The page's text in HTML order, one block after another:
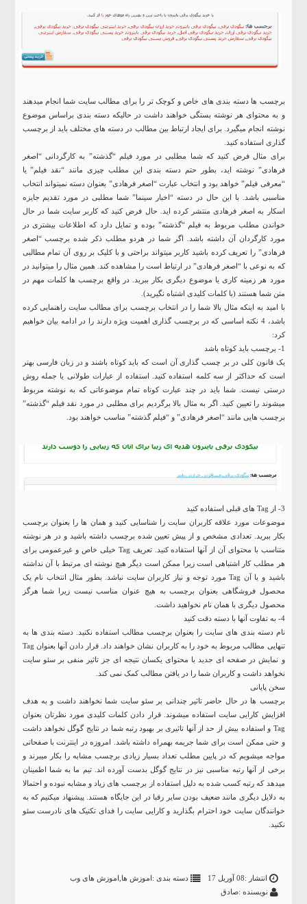
برچسب ها دسته بندی های خاص و کوچک تر را برای مطالب سایت شما انجام میدهند
و به محتوای هر نوشته بستگی خواهند داشت در حالیکه دسته بندی براساس موضوع
نوشته انجام میگیرد. برای ایجاد ارتباط بین مطالب در دسته های مختلف باید از برچسب
گذاری استفاده کنید.
برای مثال فرض کنید که شما مطلبی در مورد فیلم “گذشته” به کارگردانی “اصغر
فرهادی” نوشته اید، بطور حتم دسته بندی این مطلب چیزی مانند “نقد فیلم” یا
“معرفی فیلم” خواهد بود و انتخاب عبارت “اصغر فرهادی” بعنوان دسته نمیتواند انتخاب
مناسبی باشد. با این حال در دسته “اخبار سینما” شما مطلبی در مورد تقدیم جایزه
اسکار به اصغر فرهادی منتشر کرده اید. حال فرض کنید که کاربر سایت شما در حال
خواندن مطلب مربوط به فیلم “گذشته” بوده و تمایل دارد که اطلاعات بیشتری در
مورد کارگردان آن داشته باشد. اگر شما در هردو مطلب ذکر شده برچسب “اصغر
فرهادی” را تعریف کرده باشید کاربر میتواند براحتی و با کلیک بر روی آن تمام مطالبی
که به نوعی با “اصغر فرهادی” در ارتباط است را مشاهده کند. همین مثال را میتوانید در
مورد هر زمینه کاری یا موضوع دیگری بکار ببرید. در واقع برچسب ها کلمات مهم در
متن شما هستند (با کلمات کلیدی اشتباه نگیرید).
با امید به اینکه مثال بالا شما را در انتخاب برچسب برای مطالب سایت راهنمایی کرده
باشد، 4 نکته اساسی که در برچسب گذاری اهمیت ویژه دارند را در ادامه بیان خواهیم
کرد:
1- برچسب باید کوتاه باشد
یک قانون کلی در بر چسب گذاری آن است که باید کوتاه باشند و در زبان فارسی بهتر
است که حداکثر از سه کلمه استفاده کنید. استفاده از عبارات طولانی یا جمله روش
درستی نیست. شما باید در چند عبارت کوتاه تمام موضوعاتی که به نوشته مربوط
میشوند را تعیین کنید. اگر به مثال بالا برگردیم برای مطلبی در مورد نقد فیلم “گذشته”
برچسب هایی مانند “اصغر فرهادی” و “فیلم گذشته” مناسب خواهند بود.
3- از Tag های قبلی استفاده کنید
موضوعات مورد علاقه کاربران سایت را شناسایی کنید و همان ها را بعنوان برچسب
بکار ببرید. تعدادی مشخص و از پیش تعیین شده برچسب داشته باشید و در هر نوشته
متناسب با محتوای آن از آنها استفاده کنید. تعریف Tag خیلی خاص و غیرعمومی برای
هر مطلب کار اشتباهی است زیرا ممکن است دیگر هیچ نوشته ای مرتبط با آن نداشته
باشید و یا آن Tag مورد توجه و نیاز کاربران سایت نباشد. بطور مثال انتخاب نام یک
محصول فروشگاهی بعنوان برچسب به هیچ عنوان مناسب نیست زیرا شما هرگز
محصول دیگری با همان نام نخواهید داشت.
4- به تفاوت آنها با دسته دقت کنید
نام دسته بندی های سایت را بعنوان برچسب مطالب استفاده نکنید. دسته بندی ها به
تنهایی مطالب مربوط به خود را به کاربران نشان خواهند داد. قرار دادن آنها بعنوان Tag
و نمایش در صفحه ای جدید با محتوای یکسان نتیجه ای جز تاثیر منفی بر سئو سایت
نخواهد داشت و کاربران شما را در یافتن مطالب کمک نمی کند.
سخن پایانی
برچسب ها در حال حاضر تاثیر چندانی بر سئو سایت شما نخواهند داشت و به هدف
افزایش کارایی سایت استفاده میشوند. قرار دادن کلمات کلیدی مورد نظرتان بعنوان
Tag و استفاده بیش از حد از آنها تاثیری بر بهبود رتبه شما در نتایج گوگل نخواهد داشت
و حتی ممکن است برای شما جریمه بهمراه داشته باشد. امروزه در اینترنت با صفحاتی
مواجه میشویم که در پایین مطلب تعداد بسیار زیادی برچسب مشابه را بکار میبرند و
برخی از آنها رتبه مناسبی نیز در نتایج گوگل بدست آورده اند. تیم ما به شما اطمینان
میدهد که رتبه کسب شده به دلیل استفاده از برچسب های زیاد و مشابه نبوده و احتمالا
به دلایل دیگری مانند ضعیف بودن سایر رقبا در این جایگاه هستند. پیشنهاد میکنیم که به
خوانندگان سایت خود احترام بگذارید و کارایی سایت را فدای تکنیک های نادرست سئو
نکنید.
انتشار :08 آوریل 17 دسته بندی :اموزش ها اموزش های وب
نویسنده :صادق